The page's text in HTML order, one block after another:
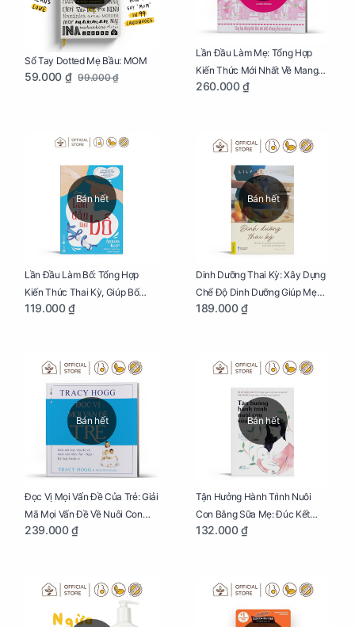
Sổ Tay Dotted Mẹ Bầu: MOM
59.000 ₫ 99.000 ₫
Lần Đầu Làm Mẹ: Tổng Hợp
Kiến Thức Mới Nhất Về Mang
Thai Và Sinh Nở Cho Mẹ Bầu
260.000 ₫
Bán hết
Lần Đầu Làm Bố: Tổng Hợp
Kiến Thức Thai Kỳ, Giúp Bố
Thấu Hiểu Hơn Về Mẹ Bầu Và
119.000 ₫
Bán hết
Dinh Dưỡng Thai Kỳ: Xây Dựng
Chế Độ Dinh Dưỡng Giúp Mẹ
Khỏe, Con Yêu Phát Triển Toàn
189.000 ₫
Bán hết
Đọc Vị Mọi Vấn Đề Của Trẻ: Giải
Mã Mọi Vấn Đề Về Nuôi Con
Nhỏ (Ăn, Ngủ, Kỷ Luật Hành Vi),
239.000 ₫
Bán hết
Tận Hưởng Hành Trình Nuôi
Con Bằng Sữa Mẹ: Đúc Kết
Những Kiến Thức Quý Báu Về
Mình Trong Hành Trình Nuôi
132.000 ₫